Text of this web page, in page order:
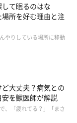
て眠るのはな
所を好む理由と注
やりしている場所に移動
大丈夫？病気との
を獣医師が解説
、「疲れてる？」「まさ